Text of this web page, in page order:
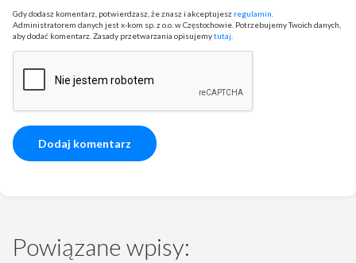
Gdy dodasz komentarz, potwierdzasz, że znasz i akceptujesz regulamin.
Administratorem danych jest x-kom sp. z o.o. w Częstochowie. Potrzebujemy Twoich danych,
aby dodać komentarz. Zasady przetwarzania opisujemytutaj.
Powiązane wpisy: